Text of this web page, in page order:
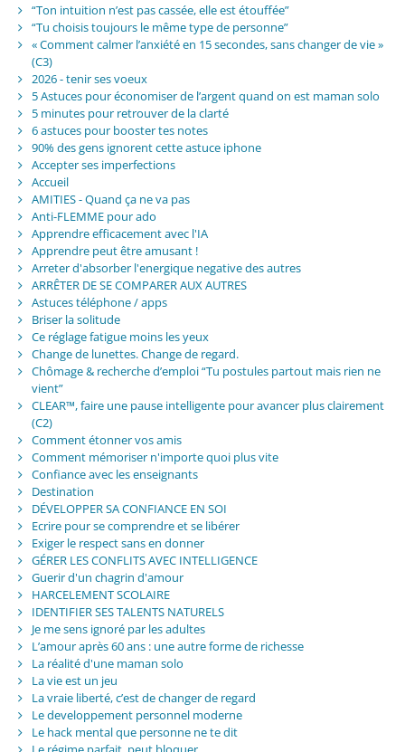
“Ton intuition n’est pas cassée, elle est étouffée”
“Tu choisis toujours le même type de personne”
« Comment calmer l’anxiété en 15 secondes, sans changer de vie »
(C3)
2026 - tenir ses voeux
5 Astuces pour économiser de l’argent quand on est maman solo
5 minutes pour retrouver de la clarté
6 astuces pour booster tes notes
90% des gens ignorent cette astuce iphone
Accepter ses imperfections
Accueil
AMITIES - Quand ça ne va pas
Anti-FLEMME pour ado
Apprendre efficacement avec l'IA
Apprendre peut être amusant !
Arreter d'absorber l'energique negative des autres
ARRÊTER DE SE COMPARER AUX AUTRES
Astuces téléphone / apps
Briser la solitude
Ce réglage fatigue moins les yeux
Change de lunettes. Change de regard.
Chômage & recherche d’emploi “Tu postules partout mais rien ne
vient”
CLEAR™, faire une pause intelligente pour avancer plus clairement
(C2)
Comment étonner vos amis
Comment mémoriser n'importe quoi plus vite
Confiance avec les enseignants
Destination
DÉVELOPPER SA CONFIANCE EN SOI
Ecrire pour se comprendre et se libérer
Exiger le respect sans en donner
GÉRER LES CONFLITS AVEC INTELLIGENCE
Guerir d'un chagrin d'amour
HARCELEMENT SCOLAIRE
IDENTIFIER SES TALENTS NATURELS
Je me sens ignoré par les adultes
L’amour après 60 ans : une autre forme de richesse
La réalité d'une maman solo
La vie est un jeu
La vraie liberté, c’est de changer de regard
Le developpement personnel moderne
Le hack mental que personne ne te dit